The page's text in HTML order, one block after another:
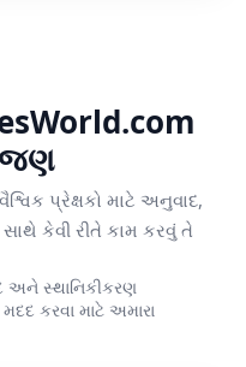
પ્રેક્ષકો માટે અનુવાદ,
કેવી રીતે કામ કરવું તે
અને સ્થાનિકીકરણ
મદદ કરવા માટે અમારા